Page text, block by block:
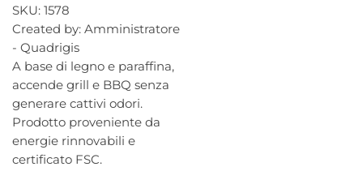
SKU: 1578
Created by: Amministratore
- Quadrigis
A base di legno e paraffina,
accende grill e BBQ senza
generare cattivi odori.
Prodotto proveniente da
energie rinnovabili e
certificato FSC.